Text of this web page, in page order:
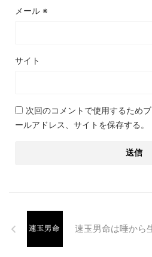
メール ※
サイト
次回のコメントで使用するため
ールアドレス、サイトを保存する。
速玉男命は唾から